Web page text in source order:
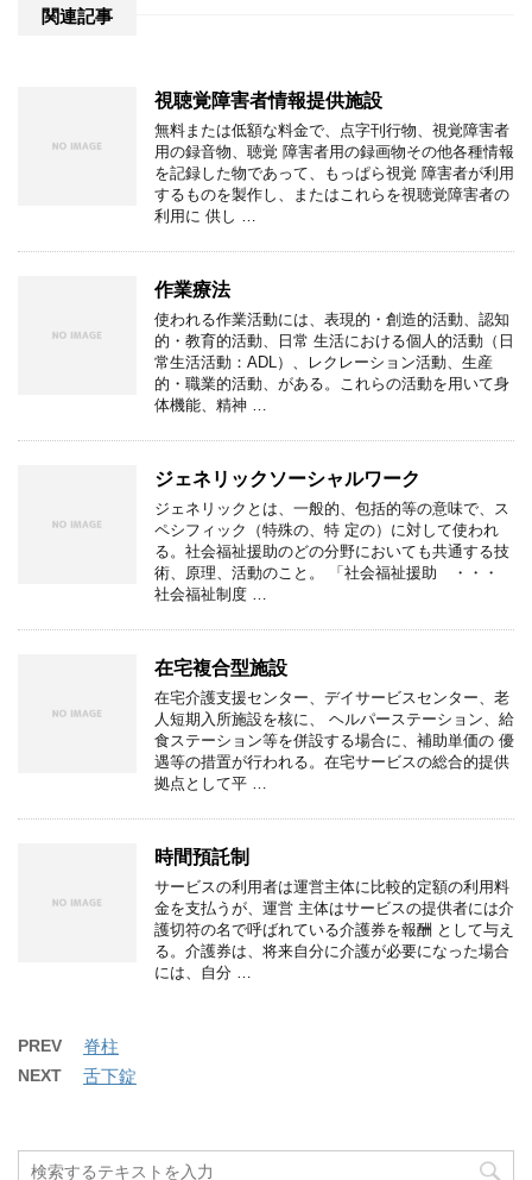
関連記事
視聴覚障害者情報提供施設
無料または低額な料金で、点字刊行物、視覚障害者
用の録音物、聴覚 障害者用の録画物その他各種情報
を記録した物であって、もっぱら視覚 障害者が利用
するものを製作し、またはこれらを視聴覚障害者の
利用に 供し …
作業療法
使われる作業活動には、表現的・創造的活動、認知
的・教育的活動、日常 生活における個人的活動（日
常生活活動：ADL）、レクレーション活動、生産
的・職業的活動、がある。これらの活動を用いて身
体機能、精神 …
ジェネリックソーシャルワーク
ジェネリックとは、一般的、包括的等の意味で、ス
ペシフィック（特殊の、特 定の）に対して使われ
る。社会福祉援助のどの分野においても共通する技
術、原理、活動のこと。 「社会福祉援助 ・・・
社会福祉制度 …
在宅複合型施設
在宅介護支援センター、デイサービスセンター、老
人短期入所施設を核に、 ヘルパーステーション、給
食ステーション等を併設する場合に、補助単価の 優
遇等の措置が行われる。在宅サービスの総合的提供
拠点として平 …
時間預託制
サービスの利用者は運営主体に比較的定額の利用料
金を支払うが、運営 主体はサービスの提供者には介
護切符の名で呼ばれている介護券を報酬 として与え
る。介護券は、将来自分に介護が必要になった場合
には、自分 …
PREV 脊柱
NEXT 舌下錠